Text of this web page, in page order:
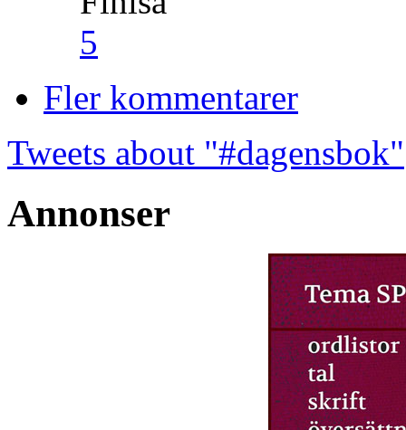
5
Fler kommentarer
Tweets about "#dagensbok"
Annonser